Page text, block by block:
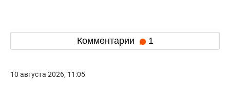
Комментарии 1
10 августа 2026, 11:05